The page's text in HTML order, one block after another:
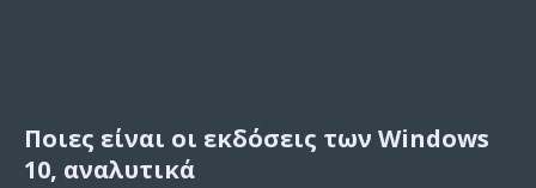
Ποιες είναι οι εκδόσεις των Windows
10, αναλυτικά